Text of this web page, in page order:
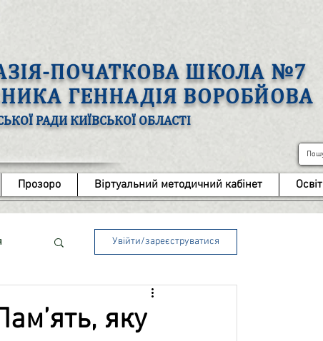
ПОЧАТКОВА ШКОЛА №7
ГЕННАДІЯ ВОРОБЙОВА
РАДИ КИЇВСЬКОЇ ОБЛАСТІ
Прозоро Віртуальний методичний кабінет
Увійти/зареєструватися
яку